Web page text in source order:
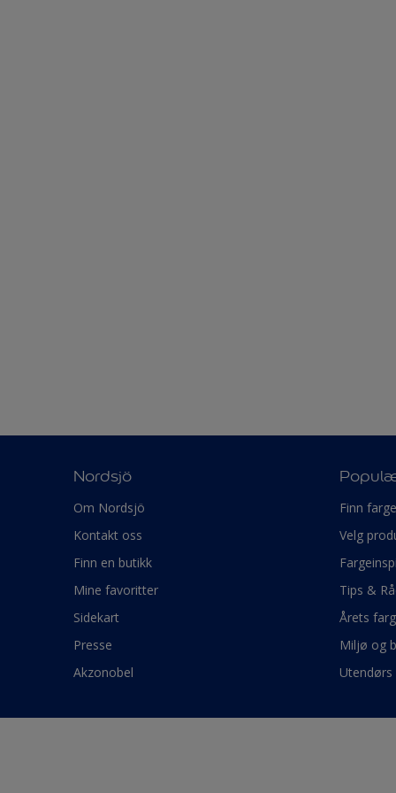
Nordsjö
Om Nordsjö
Kontakt oss
Finn en butikk
Mine favoritter
Sidekart
Presse
Akzonobel
Finn farge
Velg
Tips &
Årets
Miljø og